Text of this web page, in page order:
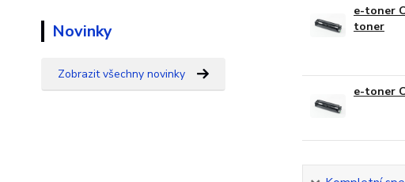
Novinky
Zobrazit všechny novinky
e-toner
toner
e-toner